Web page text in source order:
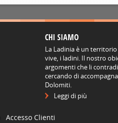
CHI SIAMO
La Ladinia è un
vive, i ladini. Il nostro
argomenti che li
cercando di
Dolomiti.
Leggi di più
Accesso Clienti